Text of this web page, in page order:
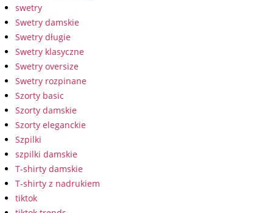
swetry
Swetry damskie
Swetry długie
Swetry klasyczne
Swetry oversize
Swetry rozpinane
Szorty basic
Szorty damskie
Szorty eleganckie
Szpilki
szpilki damskie
T-shirty damskie
T-shirty z nadrukiem
tiktok